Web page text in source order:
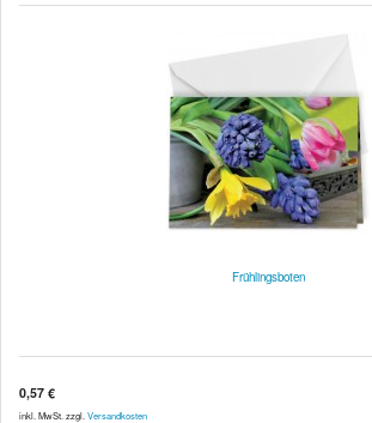
Frühlingsboten
0,57 €
inkl. MwSt. zzgl. Versandkosten